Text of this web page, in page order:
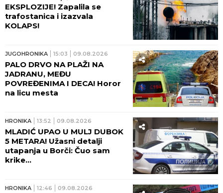
EKSPLOZIJE! Zapalila se
trafostanica i izazvala
KOLAPS!
JUGOHRONIKA 15:03 09.08.2026
PALO DRVO NA PLAŽI NA
JADRANU, MEĐU
POVREĐENIMA I DECA! Horor
na licu mesta
HRONIKA 13:52 09.08.2026
MLADIĆ UPAO U MULJ DUBOK
5 METARA! Užasni detalji
utapanja u Borči: Čuo sam
krike...
HRONIKA 12:46 09.08.2026